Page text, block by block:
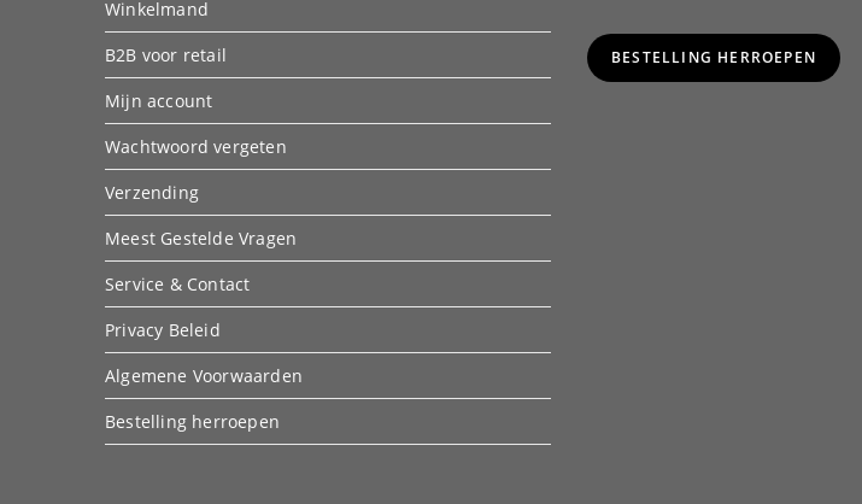
Winkelmand
B2B voor retail
Mijn account
Wachtwoord vergeten
Verzending
Meest Gestelde Vragen
Service & Contact
Privacy Beleid
Algemene Voorwaarden
Bestelling herroepen
BESTELLING HERROEPEN